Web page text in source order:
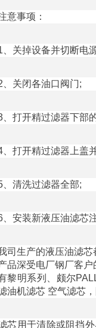
意事项：
、关掉设备并切断电
、关闭各油口阀门;
、打开精过滤器下部
、打开精过滤器上盖
、清洗过滤器全部;
、安装新液压油滤芯
司生产的液压油滤
品深受电厂钢厂客
黎明系列、颇尔
油机滤芯 空气滤芯
芯用于清除或阻挡